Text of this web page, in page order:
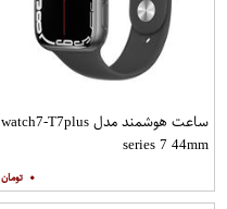
ساعت هوشمند مدل watch7-T7plus
series 7 44mm
۰